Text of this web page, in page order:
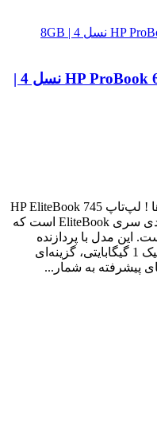
لپ تاپ استوک HP ProBook 640 G1 Core i5 نسل 4 |
ترکیب قدرت Ryzen 7 برای حرفه‌ای‌ها ! لپ‌تاپ HP EliteBook 745
G5 یکی از محصولات قدرتمند و کاربردی سری EliteBook است که
این مدل با پردازنده
قدرتمند AMD Ryzen 7، و کارت گرافیک 1 گیگابایتی، گزینه‌ای
پیشرفته به شمار...